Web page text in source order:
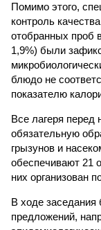
Помимо этого,
контроль
отобранных проб
1,9%) были
блюдо не
показателю
Все лагеря
обязательную
грызунов и
обеспечивают 21
них организован
В ходе
предложений,